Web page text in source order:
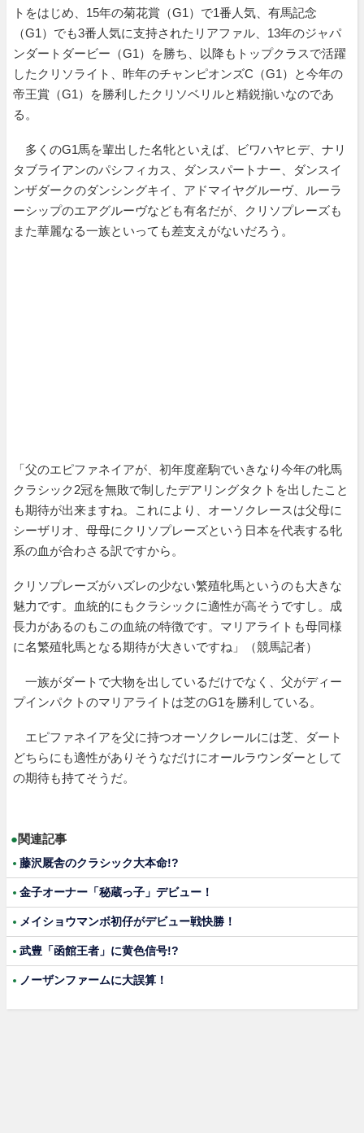
トをはじめ、15年の菊花賞（G1）で1番人気、有馬記念
（G1）でも3番人気に支持されたリアファル、13年のジャパ
ンダートダービー（G1）を勝ち、以降もトップクラスで活躍
したクリソライト、昨年のチャンピオンズC（G1）と今年の
帝王賞（G1）を勝利したクリソベリルと精鋭揃いなのであ
る。
多くのG1馬を輩出した名牝といえば、ビワハヤヒデ、ナリ
タブライアンのパシフィカス、ダンスパートナー、ダンスイ
ンザダークのダンシングキイ、アドマイヤグルーヴ、ルーラ
ーシップのエアグルーヴなども有名だが、クリソプレーズも
また華麗なる一族といっても差支えがないだろう。
「父のエピファネイアが、初年度産駒でいきなり今年の牝馬
クラシック2冠を無敗で制したデアリングタクトを出したこと
も期待が出来ますね。これにより、オーソクレースは父母に
シーザリオ、母母にクリソプレーズという日本を代表する牝
系の血が合わさる訳ですから。
クリソプレーズがハズレの少ない繁殖牝馬というのも大きな
魅力です。血統的にもクラシックに適性が高そうですし。成
長力があるのもこの血統の特徴です。マリアライトも母同様
に名繁殖牝馬となる期待が大きいですね」（競馬記者）
一族がダートで大物を出しているだけでなく、父がディー
プインパクトのマリアライトは芝のG1を勝利している。
エピファネイアを父に持つオーソクレールには芝、ダート
どちらにも適性がありそうなだけにオールラウンダーとして
の期待も持てそうだ。
●関連記事
藤沢厩舎のクラシック大本命!?
金子オーナー「秘蔵っ子」デビュー！
メイショウマンボ初仔がデビュー戦快勝！
武豊「函館王者」に黄色信号!?
ノーザンファームに大誤算！